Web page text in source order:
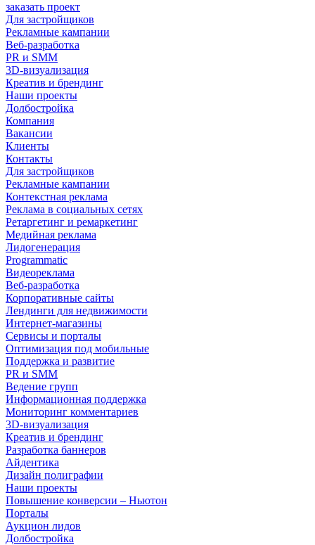
заказать проект
Для застройщиков
Рекламные кампании
Веб-разработка
PR и SMM
3D-визуализация
Креатив и брендинг
Наши проекты
Долбостройка
Компания
Вакансии
Клиенты
Контакты
Для застройщиков
Рекламные кампании
Контекстная реклама
Реклама в социальных сетях
Ретаргетинг и ремаркетинг
Медийная реклама
Лидогенерация
Programmatic
Видеореклама
Веб-разработка
Корпоративные сайты
Лендинги для недвижимости
Интернет-магазины
Сервисы и порталы
Оптимизация под мобильные
Поддержка и развитие
PR и SMM
Ведение групп
Информационная поддержка
Мониторинг комментариев
3D-визуализация
Креатив и брендинг
Разработка баннеров
Айдентика
Дизайн полиграфии
Наши проекты
Повышение конверсии – Ньютон
Порталы
Аукцион лидов
Долбостройка